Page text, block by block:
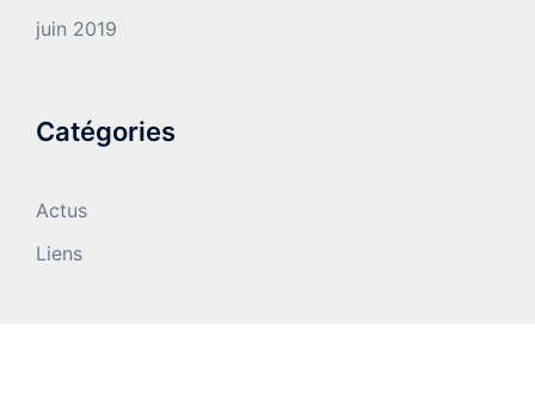
juin 2019
Catégories
Actus
Liens